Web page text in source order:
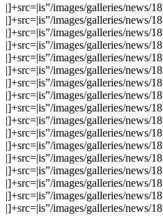
|]+src=|is”/images/galleries/news/
|]+src=|is”/images/galleries/news/
|]+src=|is”/images/galleries/news/
|]+src=|is”/images/galleries/news/
|]+src=|is”/images/galleries/news/
|]+src=|is”/images/galleries/news/
|]+src=|is”/images/galleries/news/
|]+src=|is”/images/galleries/news/
|]+src=|is”/images/galleries/news/
|]+src=|is”/images/galleries/news/
|]+src=|is”/images/galleries/news/
|]+src=|is”/images/galleries/news/
|]+src=|is”/images/galleries/news/
|]+src=|is”/images/galleries/news/
|]+src=|is”/images/galleries/news/
|]+src=|is”/images/galleries/news/
|]+src=|is”/images/galleries/news/